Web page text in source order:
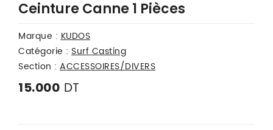
Ceinture Canne 1 Pièces
Marque :KUDOS
Catégorie : Surf Casting
Section : ACCESSOIRES/DIVERS
15.000 DT